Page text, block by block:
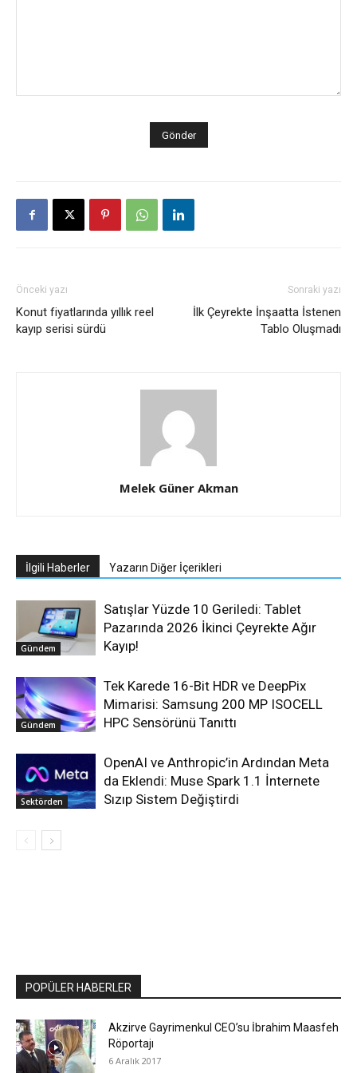
Önceki yazı
Konut fiyatlarında yıllık reel
kayıp serisi sürdü
Sonraki yazı
İlk Çeyrekte İnşaatta İstenen
Tablo Oluşmadı
Melek Güner Akman
İlgili Haberler Yazarın Diğer İçerikleri
Gündem
Satışlar Yüzde 10 Geriledi: Tablet
Pazarında 2026 İkinci Çeyrekte Ağır
Kayıp!
Gündem
Tek Karede 16-Bit HDR ve DeepPix
Mimarisi: Samsung 200 MP ISOCELL
HPC Sensörünü Tanıttı
Sektörden
OpenAI ve Anthropic’in Ardından Meta
da Eklendi: Muse Spark 1.1 İnternete
Sızıp Sistem Değiştirdi
POPÜLER HABERLER
Akzirve Gayrimenkul CEO’su İbrahim Maasfeh
Röportajı
6 Aralık 2017